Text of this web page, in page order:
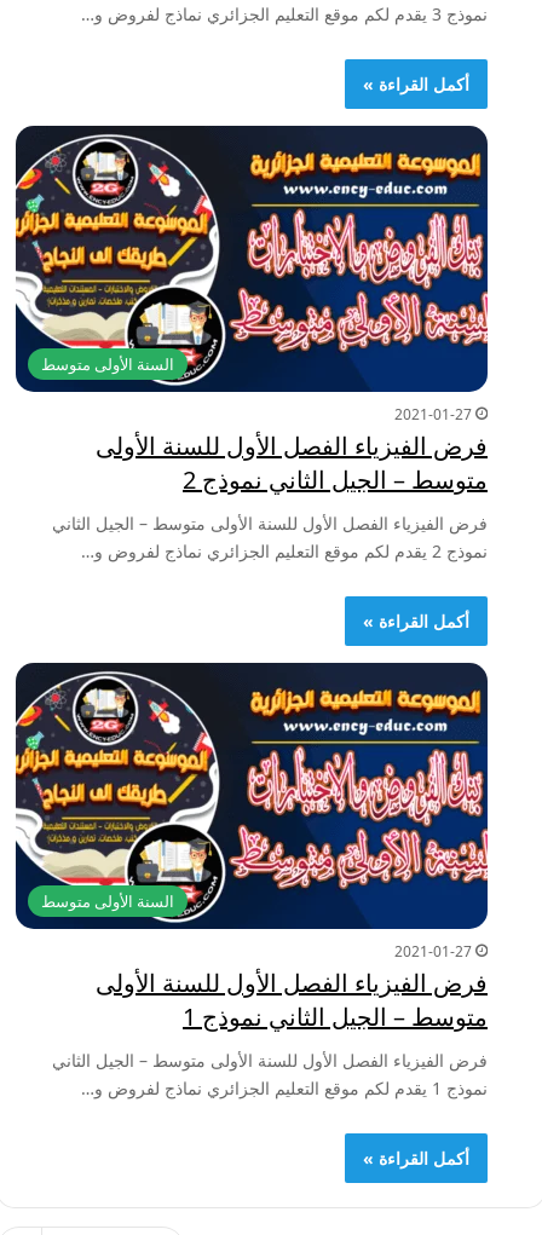
نموذج 3 يقدم لكم موقع التعليم الجزائري نماذج لفروض و…
أكمل القراءة »
السنة الأولى متوسط
2021-01-27
فرض الفيزياء الفصل الأول للسنة الأولى
متوسط – الجيل الثاني نموذج 2
فرض الفيزياء الفصل الأول للسنة الأولى متوسط – الجيل الثاني
نموذج 2 يقدم لكم موقع التعليم الجزائري نماذج لفروض و…
أكمل القراءة »
السنة الأولى متوسط
2021-01-27
فرض الفيزياء الفصل الأول للسنة الأولى
متوسط – الجيل الثاني نموذج 1
فرض الفيزياء الفصل الأول للسنة الأولى متوسط – الجيل الثاني
نموذج 1 يقدم لكم موقع التعليم الجزائري نماذج لفروض و…
أكمل القراءة »